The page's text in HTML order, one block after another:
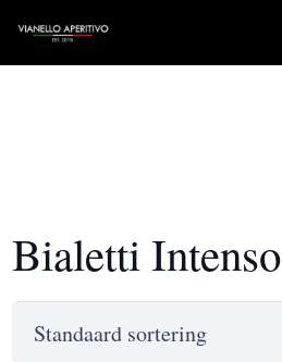
Bialetti Intenso